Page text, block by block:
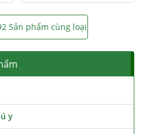
Sản phẩm cùng loại
y